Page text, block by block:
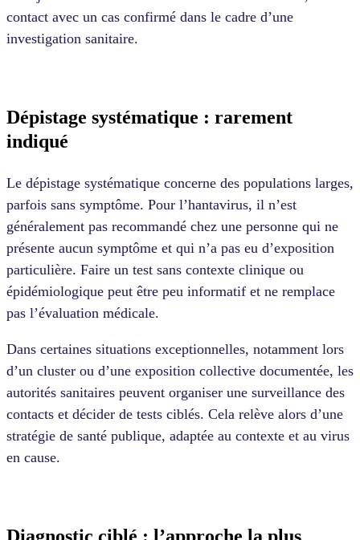
contact avec un cas confirmé dans le cadre d’une
investigation sanitaire.
Dépistage systématique : rarement
indiqué
Le dépistage systématique concerne des populations larges,
parfois sans symptôme. Pour l’hantavirus, il n’est
généralement pas recommandé chez une personne qui ne
présente aucun symptôme et qui n’a pas eu d’exposition
particulière. Faire un test sans contexte clinique ou
épidémiologique peut être peu informatif et ne remplace
pas l’évaluation médicale.
Dans certaines situations exceptionnelles, notamment lors
d’un cluster ou d’une exposition collective documentée, les
autorités sanitaires peuvent organiser une surveillance des
contacts et décider de tests ciblés. Cela relève alors d’une
stratégie de santé publique, adaptée au contexte et au virus
en cause.
Diagnostic ciblé : l’approche la plus